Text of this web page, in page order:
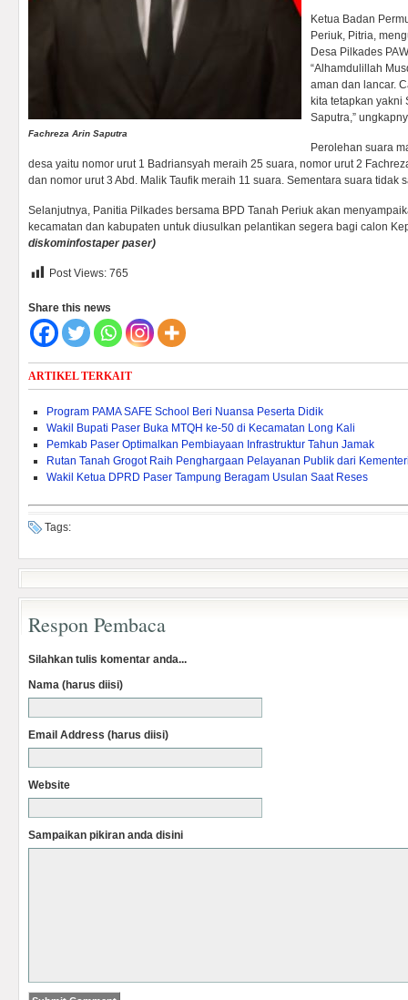
Fachreza Arin Saputra
Ketua Badan
Periuk, Pitria,
Desa Pilkades
“Alhamdulillah
aman dan lancar.
kita tetapkan yakni
Saputra,”
Perolehan suara
desa yaitu nomor urut 1 Badriansyah meraih 25 suara, nomor urut 2
dan nomor urut 3 Abd. Malik Taufik meraih 11 suara. Sementara suara tidak
Selanjutnya, Panitia Pilkades bersama BPD Tanah Periuk akan
kecamatan dan kabupaten untuk diusulkan pelantikan segera bagi calon
diskominfostaper paser)
Post Views: 765
Share this news
ARTIKEL TERKAIT
Program PAMA SAFE School Beri Nuansa Peserta Didik
Wakil Bupati Paser Buka MTQH ke-50 di Kecamatan Long Kali
Pemkab Paser Optimalkan Pembiayaan Infrastruktur Tahun Jamak
Rutan Tanah Grogot Raih Penghargaan Pelayanan Publik dari
Wakil Ketua DPRD Paser Tampung Beragam Usulan Saat Reses
Tags:
Respon Pembaca
Silahkan tulis komentar anda...
Nama (harus diisi)
Email Address (harus diisi)
Website
Sampaikan pikiran anda disini